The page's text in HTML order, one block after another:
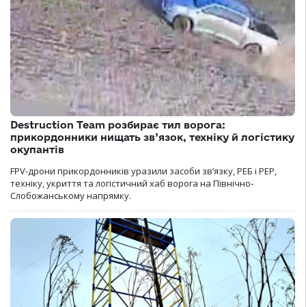
Destruction Team розбирає тил ворога:
прикордонники нищать зв’язок, техніку й логістику
окупантів
FPV-дрони прикордонників уразили засоби зв’язку, РЕБ і РЕР,
техніку, укриття та логістичний хаб ворога на Північно-
Слобожанському напрямку.